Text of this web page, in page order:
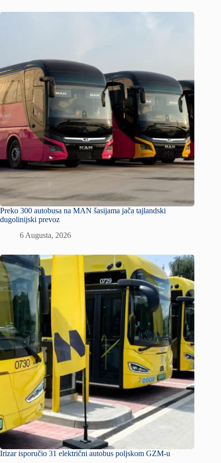
Preko 300 autobusa na MAN šasijama jača tajlandski
dugolinijski prevoz
6 Augusta, 2026
Irizar isporučio 31 električni autobus poljskom GZM-u